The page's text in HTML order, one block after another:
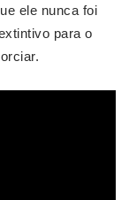
ele nunca foi
para o